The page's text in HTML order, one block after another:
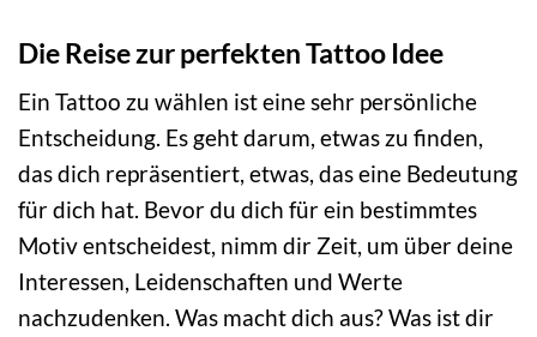
Die Reise zur perfekten Tattoo Idee
Ein Tattoo zu wählen ist eine sehr persönliche
Entscheidung. Es geht darum, etwas zu finden,
das dich repräsentiert, etwas, das eine Bedeutung
für dich hat. Bevor du dich für ein bestimmtes
Motiv entscheidest, nimm dir Zeit, um über deine
Interessen, Leidenschaften und Werte
nachzudenken. Was macht dich aus? Was ist dir